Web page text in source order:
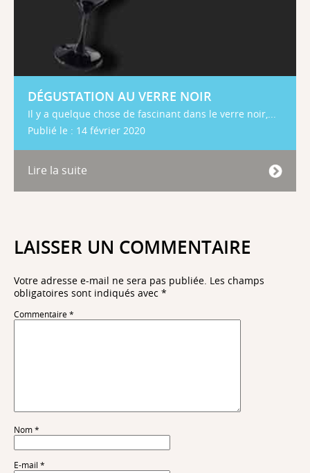
DÉGUSTATION AU VERRE NOIR
Il y a quelque chose de fascinant dans le verre noir,...
Publié le : 14 février 2020
Lire la suite
LAISSER UN COMMENTAIRE
Votre adresse e-mail ne sera pas publiée. Les champs
obligatoires sont indiqués avec *
Commentaire *
Nom *
E-mail *